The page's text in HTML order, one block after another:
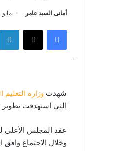
أمانى السيد عامر مايو 30, 2026
فيسبوك ‫X
شهدت وزارة
التي استهدفت تطوير
عقد المجلس الأعلى
وخلال الاجتماع وافق